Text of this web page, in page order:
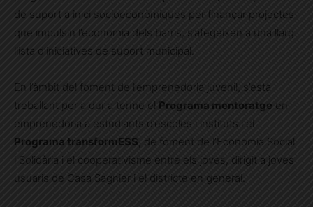
de suport a inici socioeconòmiques per finançar projectes
que impulsin l’economia dels barris, s’afegeixen a una llarg
llista d’iniciatives de suport municipal.
En l’àmbit del foment de l’emprenedoria juvenil, s’està
treballant per a dur a terme el Programa mentoratge en
emprenedoria a estudiants d’escoles i instituts i el
Programa transformESS, de foment de l’Economia Social
i Solidària i el cooperativisme entre els joves, dirigit a joves
usuaris de Casa Sagnier i el districte en general.